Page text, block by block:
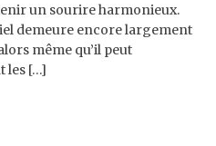
un sourire harmonieux.
demeure encore largement
même qu’il peut
les […]